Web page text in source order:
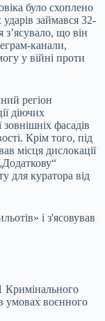
було схоплено
займався 32-
з’ясувало, що він
канали,
у війні проти
регіон
діючих
фасадів
Крім того, під
місця дислокації
для куратора від
і з'ясовував
Кримінального
умовах воєнного